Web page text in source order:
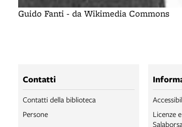
Guido Fanti - da Wikimedia Commons
Contatti
Contatti della biblioteca
Persone
Licenze
Salaborsa